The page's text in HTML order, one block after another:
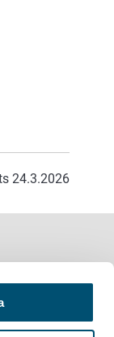
24.3.2026